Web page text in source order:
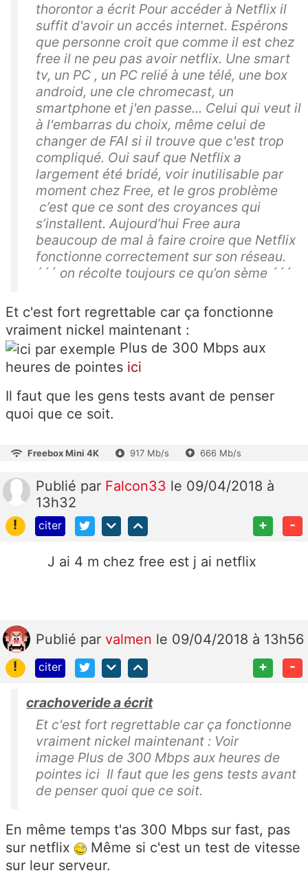
thorontor a écrit Pour accéder à Netflix il
suffit d'avoir un accés internet. Espérons
que personne croit que comme il est chez
free il ne peu pas avoir netflix. Une smart
tv, un PC , un PC relié à une télé, une box
android, une cle chromecast, un
smartphone et j'en passe... Celui qui veut il
à l'embarras du choix, même celui de
changer de FAI si il trouve que c'est trop
compliqué. Oui sauf que Netflix a
largement été bridé, voir inutilisable par
moment chez Free, et le gros problème
c’est que ce sont des croyances qui
s’installent. Aujourd’hui Free aura
beaucoup de mal à faire croire que Netflix
fonctionne correctement sur son réseau.
´´´ on récolte toujours ce qu’on sème ´´´
Et c'est fort regrettable car ça fonctionne
vraiment nickel maintenant :
Plus de 300 Mbps aux
heures de pointes ici
Il faut que les gens tests avant de penser
quoi que ce soit.
Freebox Mini 4K 917 Mb/s 666 Mb/s
Publié par Falcon33 le 09/04/2018 à
13h32
!
citer + -
J ai 4 m chez free est j ai netflix
Publié par valmen le 09/04/2018 à 13h56
!
citer + -
crachoveride a écrit
Et c'est fort regrettable car ça fonctionne
vraiment nickel maintenant : Voir
image Plus de 300 Mbps aux heures de
pointes ici Il faut que les gens tests avant
de penser quoi que ce soit.
En même temps t'as 300 Mbps sur fast, pas
sur netflix
Même si c'est un test de vitesse
sur leur serveur.